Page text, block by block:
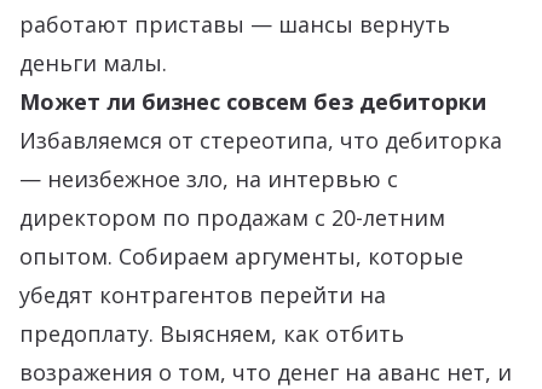
работают приставы — шансы вернуть
деньги малы.
Может ли бизнес совсем без дебиторки
Избавляемся от стереотипа, что дебиторка
— неизбежное зло, на интервью с
директором по продажам с 20-летним
опытом. Собираем аргументы, которые
убедят контрагентов перейти на
предоплату. Выясняем, как отбить
возражения о том, что денег на аванс нет, и